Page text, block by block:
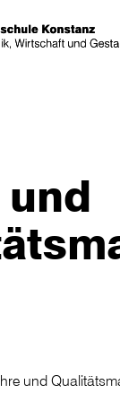
und